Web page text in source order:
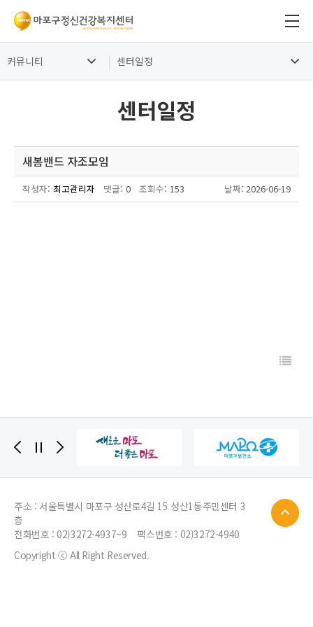
커뮤니티 센터일정
센터일정
새봄밴드 자조모임
작성자: 최고관리자 댓글: 0 조회수: 153 날짜: 2026-06-19
주소 : 서울특별시 마포구 성산로4길 15 성산1동주민센터 3
층
전화번호 :02)3272-4937~9
팩스번호 : 02)3272-4940
Copyright ⓒ All Right Reserved.